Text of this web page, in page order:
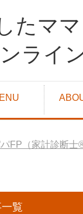
たマ
ライ
FP（家計診断
一覧